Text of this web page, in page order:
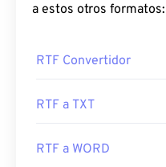
a estos otros formatos:
RTF Convertidor
RTF a TXT
RTF a WORD